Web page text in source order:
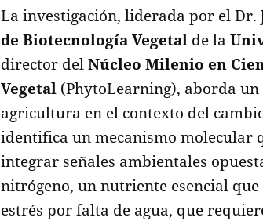
La investigación, liderada por el Dr.
de Biotecnología Vegetal de la
director delNúcleo Milenio en
Vegetal (PhytoLearning), aborda
agricultura en el contexto del
identifica un mecanismo molecular
integrar señales ambientales
nitrógeno, un nutriente esencial
estrés por falta de agua, que